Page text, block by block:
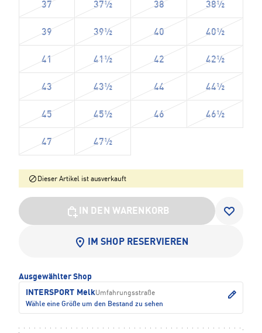
37 37½ 38 38½
39 39½ 40 40½
41 41½ 42 42½
43 43½ 44 44½
45 45½ 46 46½
47 47½
Dieser Artikel ist ausverkauft
IN DEN WARENKORB
IM SHOP RESERVIEREN
Ausgewählter Shop
INTERSPORT MelkUmfahrungsstraße
Wähle eine Größe um den Bestand zu sehen